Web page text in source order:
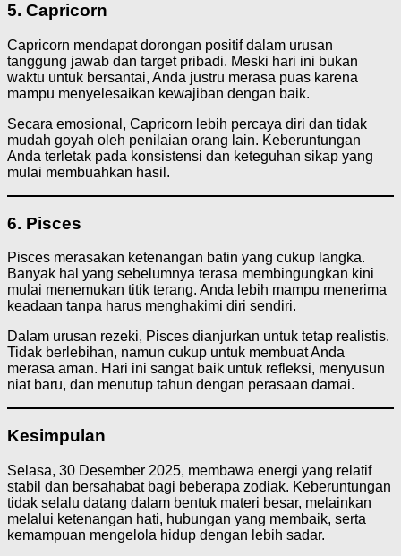
5. Capricorn
Capricorn mendapat dorongan positif dalam urusan
tanggung jawab dan target pribadi. Meski hari ini bukan
waktu untuk bersantai, Anda justru merasa puas karena
mampu menyelesaikan kewajiban dengan baik.
Secara emosional, Capricorn lebih percaya diri dan tidak
mudah goyah oleh penilaian orang lain. Keberuntungan
Anda terletak pada konsistensi dan keteguhan sikap yang
mulai membuahkan hasil.
6. Pisces
Pisces merasakan ketenangan batin yang cukup langka.
Banyak hal yang sebelumnya terasa membingungkan kini
mulai menemukan titik terang. Anda lebih mampu menerima
keadaan tanpa harus menghakimi diri sendiri.
Dalam urusan rezeki, Pisces dianjurkan untuk tetap realistis.
Tidak berlebihan, namun cukup untuk membuat Anda
merasa aman. Hari ini sangat baik untuk refleksi, menyusun
niat baru, dan menutup tahun dengan perasaan damai.
Kesimpulan
Selasa, 30 Desember 2025, membawa energi yang relatif
stabil dan bersahabat bagi beberapa zodiak. Keberuntungan
tidak selalu datang dalam bentuk materi besar, melainkan
melalui ketenangan hati, hubungan yang membaik, serta
kemampuan mengelola hidup dengan lebih sadar.